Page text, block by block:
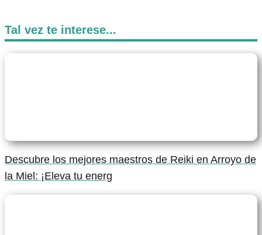
Tal vez te interese...
Descubre los mejores maestros de Reiki en Arroyo de
la Miel: ¡Eleva tu energ